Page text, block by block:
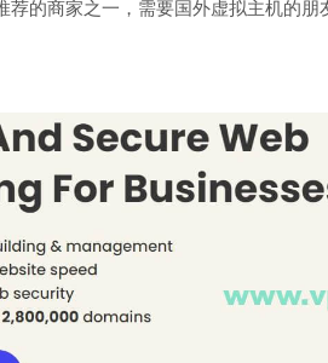
荐的商家之一，需要国外虚拟主机的朋